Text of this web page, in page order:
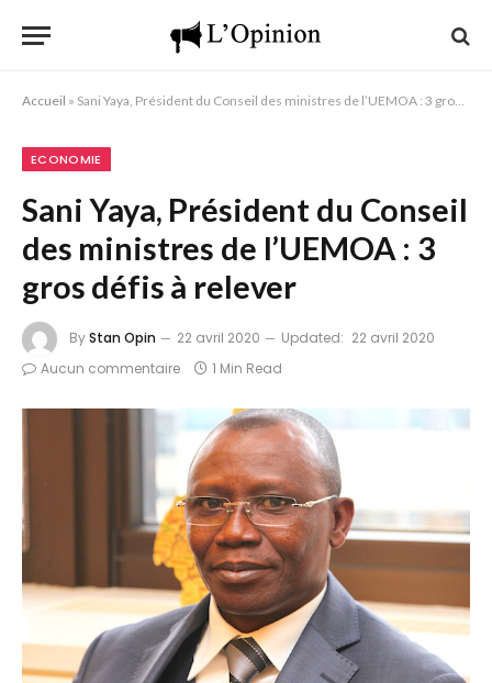
Accueil » Sani Yaya, Président du Conseil des ministres de l’UEMOA : 3 gros défis à relever
ECONOMIE
Sani Yaya, Président du Conseil
des ministres de l’UEMOA : 3
gros défis à relever
ByStan Opin 22 avril 2020 Updated: 22 avril 2020
Aucun commentaire
1 Min Read